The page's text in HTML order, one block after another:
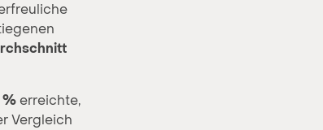
%erreichte,
Vergleich